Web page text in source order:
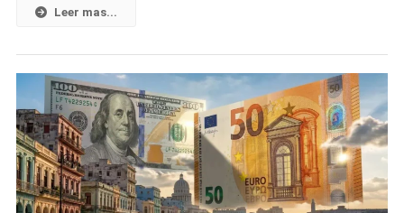
Y
Aumenta
La
Presión
Sobre
La
Economía
Leer mas...